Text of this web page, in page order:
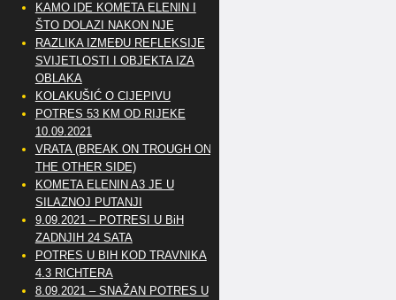
KAMO IDE KOMETA ELENIN I
ŠTO DOLAZI NAKON NJE
RAZLIKA IZMEĐU REFLEKSIJE
SVIJETLOSTI I OBJEKTA IZA
OBLAKA
KOLAKUŠIĆ O CIJEPIVU
POTRES 53 KM OD RIJEKE
10.09.2021
VRATA (BREAK ON TROUGH ON
THE OTHER SIDE)
KOMETA ELENIN A3 JE U
SILAZNOJ PUTANJI
9.09.2021 – POTRESI U BiH
ZADNJIH 24 SATA
POTRES U BIH KOD TRAVNIKA
4.3 RICHTERA
8.09.2021 – SNAŽAN POTRES U